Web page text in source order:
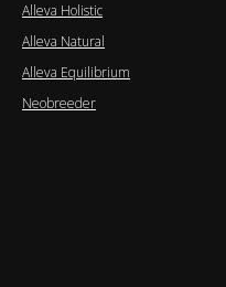
Alleva Holistic
Alleva Natural
Alleva Equilibrium
Neobreeder